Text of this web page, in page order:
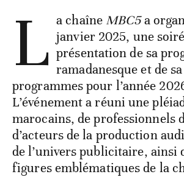
L a chaîne MBC5a
janvier 2025, une
présentation de sa
ramadanesque et de
programmes pour l’année
L’événement a réuni une
marocains, de professionnels
d’acteurs de la production
de l’univers publicitaire, ainsi
figures emblématiques de la